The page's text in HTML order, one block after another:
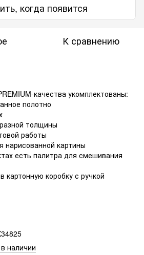
когда появится
К сравнению
качества укомплектованы:
полотно
толщины
работы
нарисованной картины
есть палитра для смешивания
картонную коробку с ручкой
наличии